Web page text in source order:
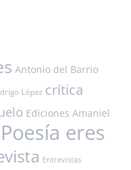
Antonio del Barrio
López crítica
Ediciones Amaniel
eres
Entrevistas